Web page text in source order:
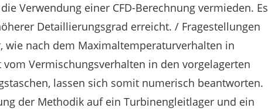
Verwendung einer CFD-Berechnung vermieden. Es
Detaillierungsgrad erreicht. / Fragestellungen
wie nach dem Maximaltemperaturverhalten in
vom Vermischungsverhalten in den vorgelagerten
lassen sich somit numerisch beantworten.
der Methodik auf ein Turbinengleitlager und ein